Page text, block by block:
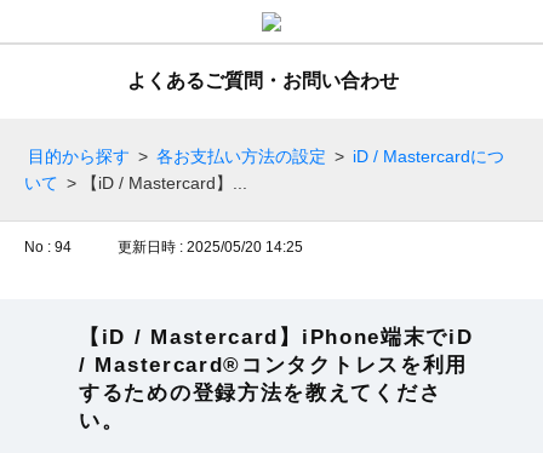
よくあるご質問・お問い合わせ
目的から探す > 各お支払い方法の設定 > iD / Mastercardにつ
いて > 【iD / Mastercard】...
No : 94 更新日時 : 2025/05/20 14:25
【iD / Mastercard】iPhone端末でiD
/ Mastercard®コンタクトレスを利用
するための登録方法を教えてくださ
い。